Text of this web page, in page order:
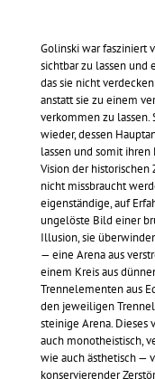
Golinski war fasziniert
sichtbar zu lassen und
das sie nicht
anstatt sie zu einem
verkommen zu
wieder, dessen
lassen und somit
Vision der historischen
nicht missbraucht
eigenständige, auf
ungelöste Bild einer
Illusion, sie
— eine Arena aus
einem Kreis aus
Trennelementen aus
den jeweiligen
steinige Arena.
auch monotheistisch,
wie auch ästhetisch —
konservierender